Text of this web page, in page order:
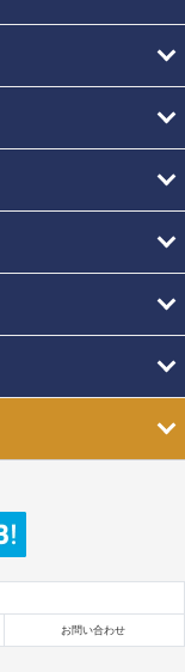
お問い合わせ